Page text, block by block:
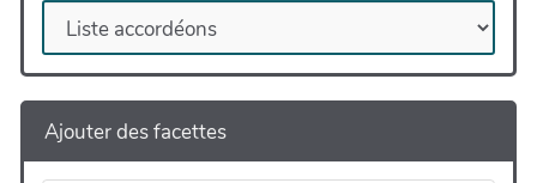
Ajouter des facettes